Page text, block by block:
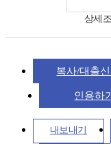
상세
복사/대출
인용하기
내보내기